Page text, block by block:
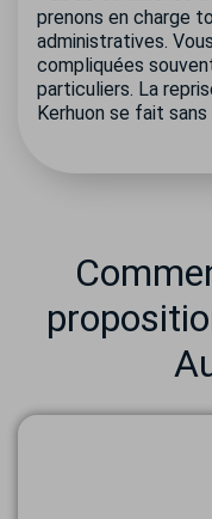
prenons en charge
administratives.
compliquées
particuliers. La
Kerhuon se fait